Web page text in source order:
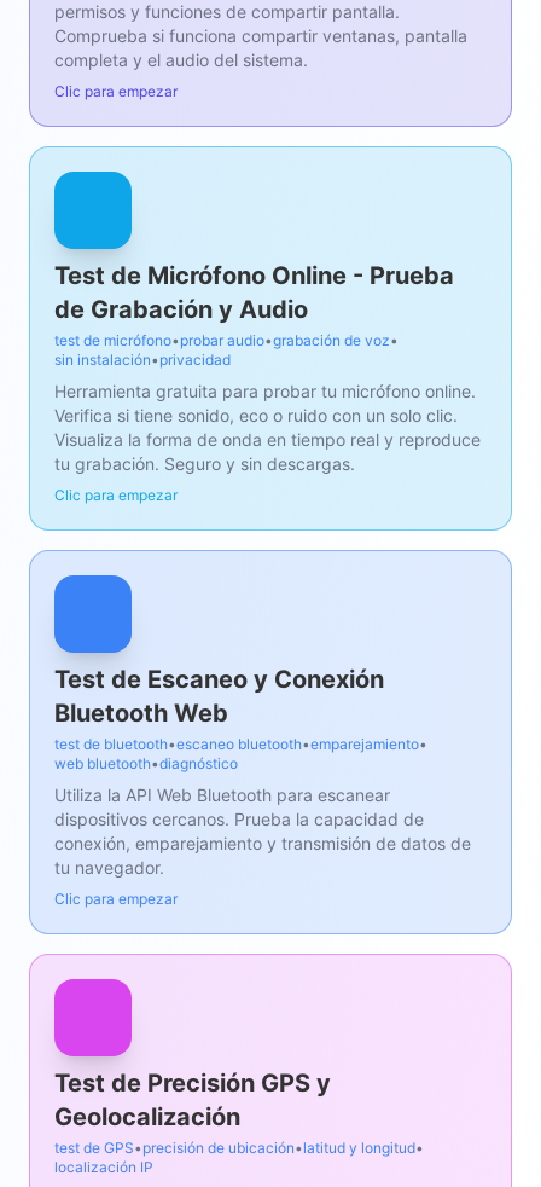
permisos y funciones de compartir pantalla.
Comprueba si funciona compartir ventanas, pantalla
completa y el audio del sistema.
Clic para empezar
Test de Micrófono Online - Prueba
de Grabación y Audio
test de micrófono•probar audio•grabación de voz•
sin instalación•privacidad
Herramienta gratuita para probar tu micrófono online.
Verifica si tiene sonido, eco o ruido con un solo clic.
Visualiza la forma de onda en tiempo real y reproduce
tu grabación. Seguro y sin descargas.
Clic para empezar
Test de Escaneo y Conexión
Bluetooth Web
test de bluetooth•escaneo bluetooth•emparejamiento•
web bluetooth•diagnóstico
Utiliza la API Web Bluetooth para escanear
dispositivos cercanos. Prueba la capacidad de
conexión, emparejamiento y transmisión de datos de
tu navegador.
Clic para empezar
Test de Precisión GPS y
Geolocalización
test de GPS•precisión de ubicación•latitud y longitud•
localización IP